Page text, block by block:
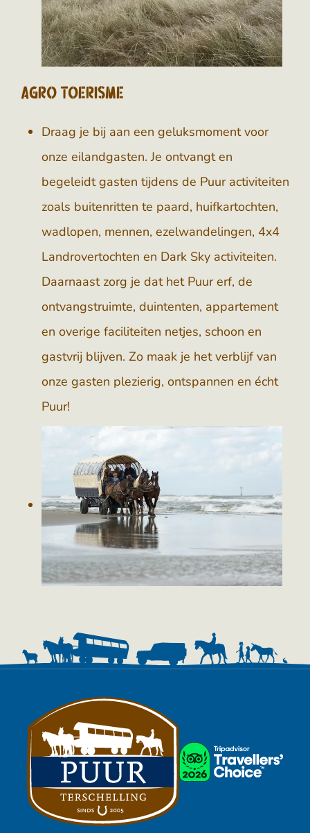
Agro toerisme
Draag je bij aan een geluksmoment voor
onze eilandgasten. Je ontvangt en
begeleidt gasten tijdens de Puur activiteiten
zoals buitenritten te paard, huifkartochten,
wadlopen, mennen, ezelwandelingen, 4x4
Landrovertochten en Dark Sky activiteiten.
Daarnaast zorg je dat het Puur erf, de
ontvangstruimte, duintenten, appartement
en overige faciliteiten netjes, schoon en
gastvrij blijven. Zo maak je het verblijf van
onze gasten plezierig, ontspannen en écht
Puur!